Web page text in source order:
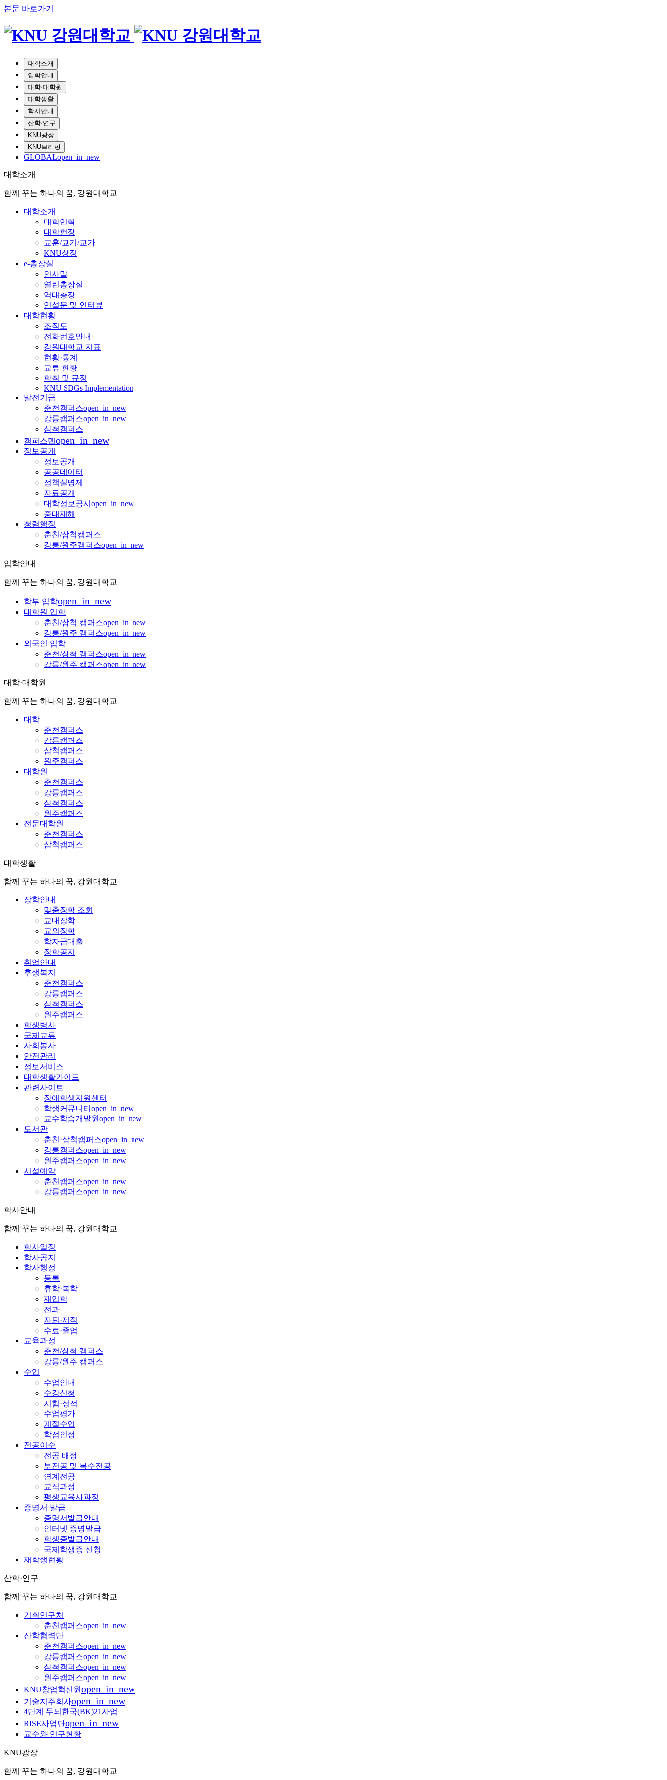
본문 바로가기
대학소개
입학안내
대학·대학원
대학생활
학사안내
산학·연구
KNU광장
KNU브리핑
GLOBALopen_in_new
대학소개
함께 꾸는 하나의 꿈, 강원대학교
대학소개
대학연혁
대학헌장
교훈/교기/교가
KNU상징
e-총장실
인사말
열린총장실
역대총장
연설문 및 인터뷰
대학현황
조직도
전화번호안내
강원대학교 지표
현황·통계
교류 현황
학칙 및 규정
KNU SDGs Implementation
발전기금
춘천캠퍼스open_in_new
강릉캠퍼스open_in_new
삼척캠퍼스
캠퍼스맵open_in_new
정보공개
정보공개
공공데이터
정책실명제
자료공개
대학정보공시 open_in_new
중대재해
청렴행정
춘천/삼척캠퍼스
강릉/원주캠퍼스open_in_new
입학안내
함께 꾸는 하나의 꿈, 강원대학교
학부 입학open_in_new
대학원 입학
춘천/삼척 캠퍼스open_in_new
강릉/원주 캠퍼스open_in_new
외국인 입학
춘천/삼척 캠퍼스open_in_new
강릉/원주 캠퍼스open_in_new
대학·대학원
함께 꾸는 하나의 꿈, 강원대학교
대학
춘천캠퍼스
강릉캠퍼스
삼척캠퍼스
원주캠퍼스
대학원
춘천캠퍼스
강릉캠퍼스
삼척캠퍼스
원주캠퍼스
전문대학원
춘천캠퍼스
삼척캠퍼스
대학생활
함께 꾸는 하나의 꿈, 강원대학교
장학안내
맞춤장학 조회
교내장학
교외장학
학자금대출
장학공지
취업안내
후생복지
춘천캠퍼스
강릉캠퍼스
삼척캠퍼스
원주캠퍼스
학생병사
국제교류
사회봉사
안전관리
정보서비스
대학생활가이드
관련사이트
장애학생지원센터
학생커뮤니티 open_in_new
교수학습개발원open_in_new
도서관
춘천·삼척캠퍼스open_in_new
강릉캠퍼스open_in_new
원주캠퍼스open_in_new
시설예약
춘천캠퍼스open_in_new
강릉캠퍼스open_in_new
학사안내
함께 꾸는 하나의 꿈, 강원대학교
학사일정
학사공지
학사행정
등록
휴학·복학
재입학
전과
자퇴·제적
수료·졸업
교육과정
춘천/삼척 캠퍼스
강릉/원주 캠퍼스
수업
수업안내
수강신청
시험·성적
수업평가
계절수업
학점인정
전공이수
전공 배정
부전공 및 복수전공
연계전공
교직과정
평생교육사과정
증명서 발급
증명서발급안내
인터넷 증명발급
학생증발급안내
국제학생증 신청
재학생현황
산학·연구
함께 꾸는 하나의 꿈, 강원대학교
기획연구처
춘천캠퍼스open_in_new
산학협력단
춘천캠퍼스open_in_new
강릉캠퍼스open_in_new
삼척캠퍼스open_in_new
원주캠퍼스open_in_new
KNU창업혁신원open_in_new
기술지주회사open_in_new
4단계 두뇌한국(BK)21사업
RISE사업단open_in_new
교수와 연구현황
KNU광장
함께 꾸는 하나의 꿈, 강원대학교